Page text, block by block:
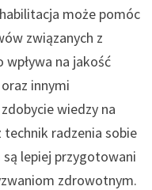
może pomóc
związanych z
wpływa na jakość
innymi
wiedzy na
radzenia sobie
lepiej przygotowani
zdrowotnym.